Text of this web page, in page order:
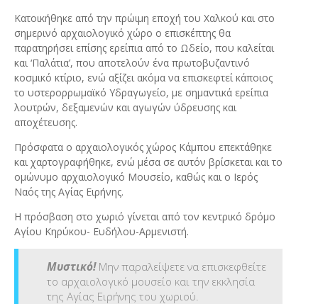
Κατοικήθηκε από την πρώιμη εποχή του Χαλκού και στο
σημερινό αρχαιολογικό χώρο ο επισκέπτης θα
παρατηρήσει επίσης ερείπια από το Ωδείο, που καλείται
και ‘Παλάτια’, που αποτελούν ένα πρωτοβυζαντινό
κοσμικό κτίριο, ενώ αξίζει ακόμα να επισκεφτεί κάποιος
το υστερορρωμαϊκό Υδραγωγείο, με σημαντικά ερείπια
λουτρών, δεξαμενών και αγωγών ύδρευσης και
αποχέτευσης.
Πρόσφατα ο αρχαιολογικός χώρος Κάμπου επεκτάθηκε
και χαρτογραφήθηκε, ενώ μέσα σε αυτόν βρίσκεται και το
ομώνυμο αρχαιολογικό Μουσείο, καθώς και ο Ιερός
Ναός της Αγίας Ειρήνης.
Η πρόσβαση στο χωριό γίνεται από τον κεντρικό δρόμο
Αγίου Κηρύκου- Ευδήλου-Αρμενιστή.
Μυστικό! Μην παραλείψετε να επισκεφθείτε
το αρχαιολογικό μουσείο και την εκκλησία
της Αγίας Ειρήνης του χωριού.